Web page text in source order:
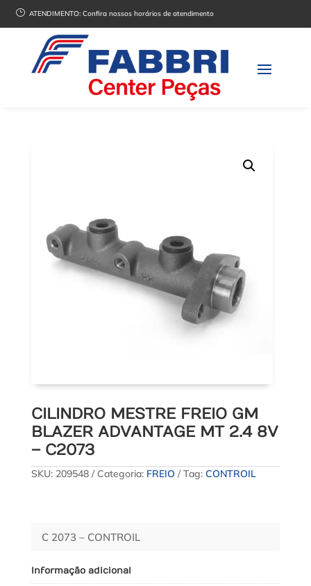
} ATENDIMENTO:Confira nossos horários de atendimento
CILINDRO MESTRE FREIO GM
BLAZER ADVANTAGE MT 2.4 8V
– C2073
SKU: 209548 Categoria: FREIO Tag: CONTROIL
C 2073 – CONTROIL
Informação adicional